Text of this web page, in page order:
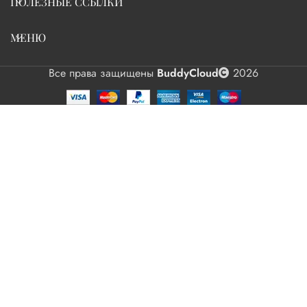
МЕНЮ
Все права защищены BuddyCloud 2026